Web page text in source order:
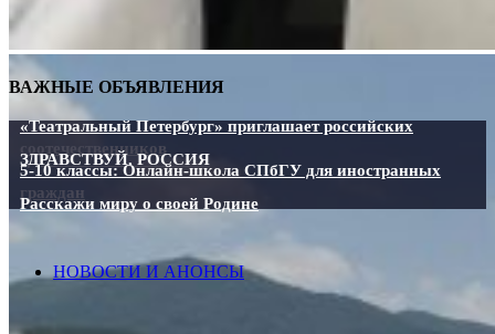
ВАЖНЫЕ ОБЪЯВЛЕНИЯ
«Театральный Петербург» приглашает российских
соотечественников
ЗДРАВСТВУЙ, РОССИЯ
5-10 классы: Онлайн-школа СПбГУ для иностранных
граждан
Расскажи миру о своей Родине
НОВОСТИ И АНОНСЫ